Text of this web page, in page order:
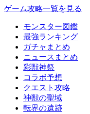
ゲーム攻略一覧を見る
モンスター図鑑
最強ランキング
ガチャまとめ
ニュースまとめ
彩獣神祭
コラボ予想
クエスト攻略
神獣の聖域
転界の遺跡